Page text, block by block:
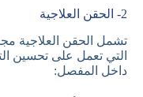
2- الحقن العلاجية
تشمل الحقن العلاجية
التي تعمل على تحسين
داخل المفصل: